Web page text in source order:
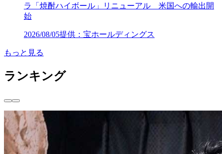
ラ「焼酎ハイボール」リニューアル 米国への輸出開
始
2026/08/05提供：宝ホールディングス
もっと見る
ランキング